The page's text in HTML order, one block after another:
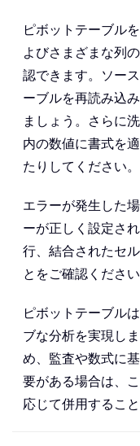
ピボットテーブル
よびさまざまな列
認できます。ソー
ーブルを再読み込
ましょう。さらに
内の数値に書式を
たりしてください。
エラーが発生した
ーが正しく設定さ
行、結合されたセ
とをご確認ください
ピボットテーブル
ブな分析を実現し
め、監査や数式に
要がある場合は、
応じて併用するこ